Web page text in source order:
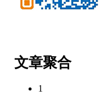
文章聚合
1